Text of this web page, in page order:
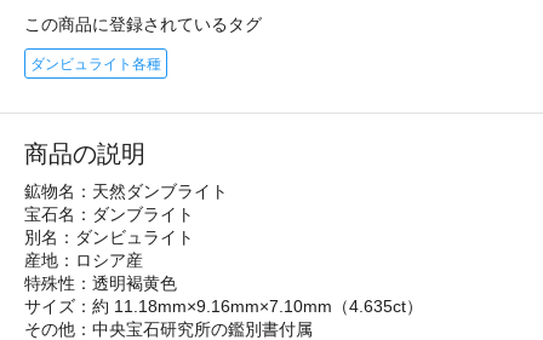
この商品に登録されているタグ
ダンビュライト各種
商品の説明
鉱物名：天然ダンブライト
宝石名：ダンブライト
別名：ダンビュライト
産地：ロシア産
特殊性：透明褐黄色
サイズ：約 11.18mm×9.16mm×7.10mm（4.635ct）
その他：中央宝石研究所の鑑別書付属